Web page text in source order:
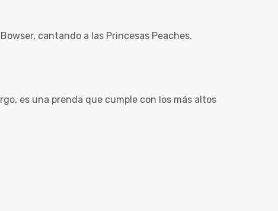
cantando a las Princesas Peaches.
es una prenda que cumple con los más altos